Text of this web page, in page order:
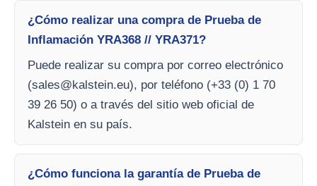
¿Cómo realizar una compra de Prueba de
Inflamación YRA368 // YRA371?
Puede realizar su compra por correo electrónico
(sales@kalstein.eu), por teléfono (+33 (0) 1 70
39 26 50) o a través del sitio web oficial de
Kalstein en su país.
¿Cómo funciona la garantía de Prueba de